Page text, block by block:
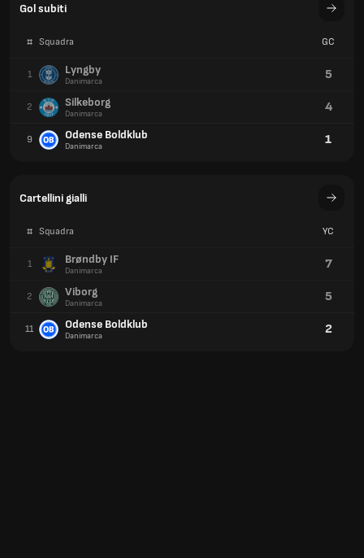
Gol subiti
# Squadra GC
1 Lyngby
Danimarca 5
2 Silkeborg
Danimarca 4
9 Odense Boldklub
Danimarca 1
Cartellini gialli
# Squadra YC
1 Brøndby IF
Danimarca 7
2 Viborg
Danimarca 5
11 Odense Boldklub
Danimarca 2